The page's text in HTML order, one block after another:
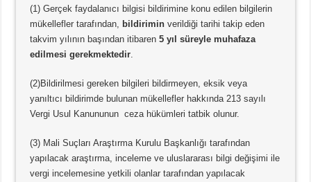
(1) Gerçek faydalanıcı bilgisi bildirimine konu edilen bilgilerin
mükellefler tarafından, bildirimin verildiği tarihi takip eden
takvim yılının başından itibaren5 yıl süreyle muhafaza
edilmesi gerekmektedir
(2)Bildirilmesi gereken bilgileri bildirmeyen, eksik veya
yanıltıcı bildirimde bulunan mükellefler hakkında 213 sayılı
Vergi Usul Kanununun ceza hükümleri tatbik olunur.
(3) Mali Suçları Araştırma Kurulu Başkanlığı tarafından
yapılacak araştırma, inceleme ve uluslararası bilgi değişimi ile
vergi incelemesine yetkili olanlar tarafından yapılacak